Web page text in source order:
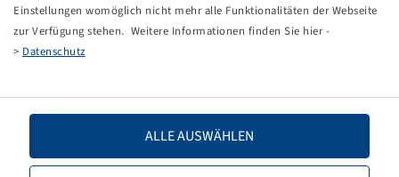
Einstellungen womöglich nicht mehr alle Funktionalitäten der Webseite
zur Verfügung stehen. Weitere Informationen finden Sie hier -
> Datenschutz
ALLE AUSWÄHLEN
Spacer/Distance Tube